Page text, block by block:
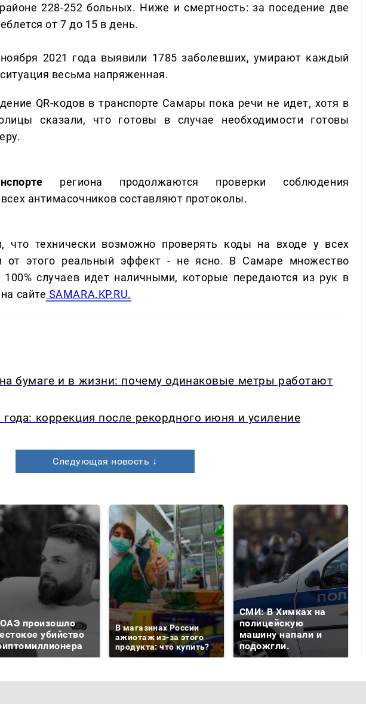
228-252 больных. Ниже и смертность: за поседение две
от 7 до 15 в день.
2021 года выявили 1785 заболевших, умирают каждый
весьма напряженная.
QR-кодов в транспорте Самары пока речи не идет, хотя в
сказали, что готовы в случае необходимости готовы
региона продолжаются проверки соблюдения
антимасочников составляют протоколы.
что технически возможно проверять коды на входе у всех
от этого реальный эффект - не ясно. В Самаре множество
случаев идет наличными, которые передаются из рук в
сайте SAMARA.KP.RU.
бумаге и в жизни: почему одинаковые метры работают
коррекция после рекордного июня и усиление
Следующая новость ↓
произошло
убийство
В магазинах России
ажиотаж из-за этого
продукта: что купить?
СМИ: В Химках на
полицейскую
машину напали и
подожгли.